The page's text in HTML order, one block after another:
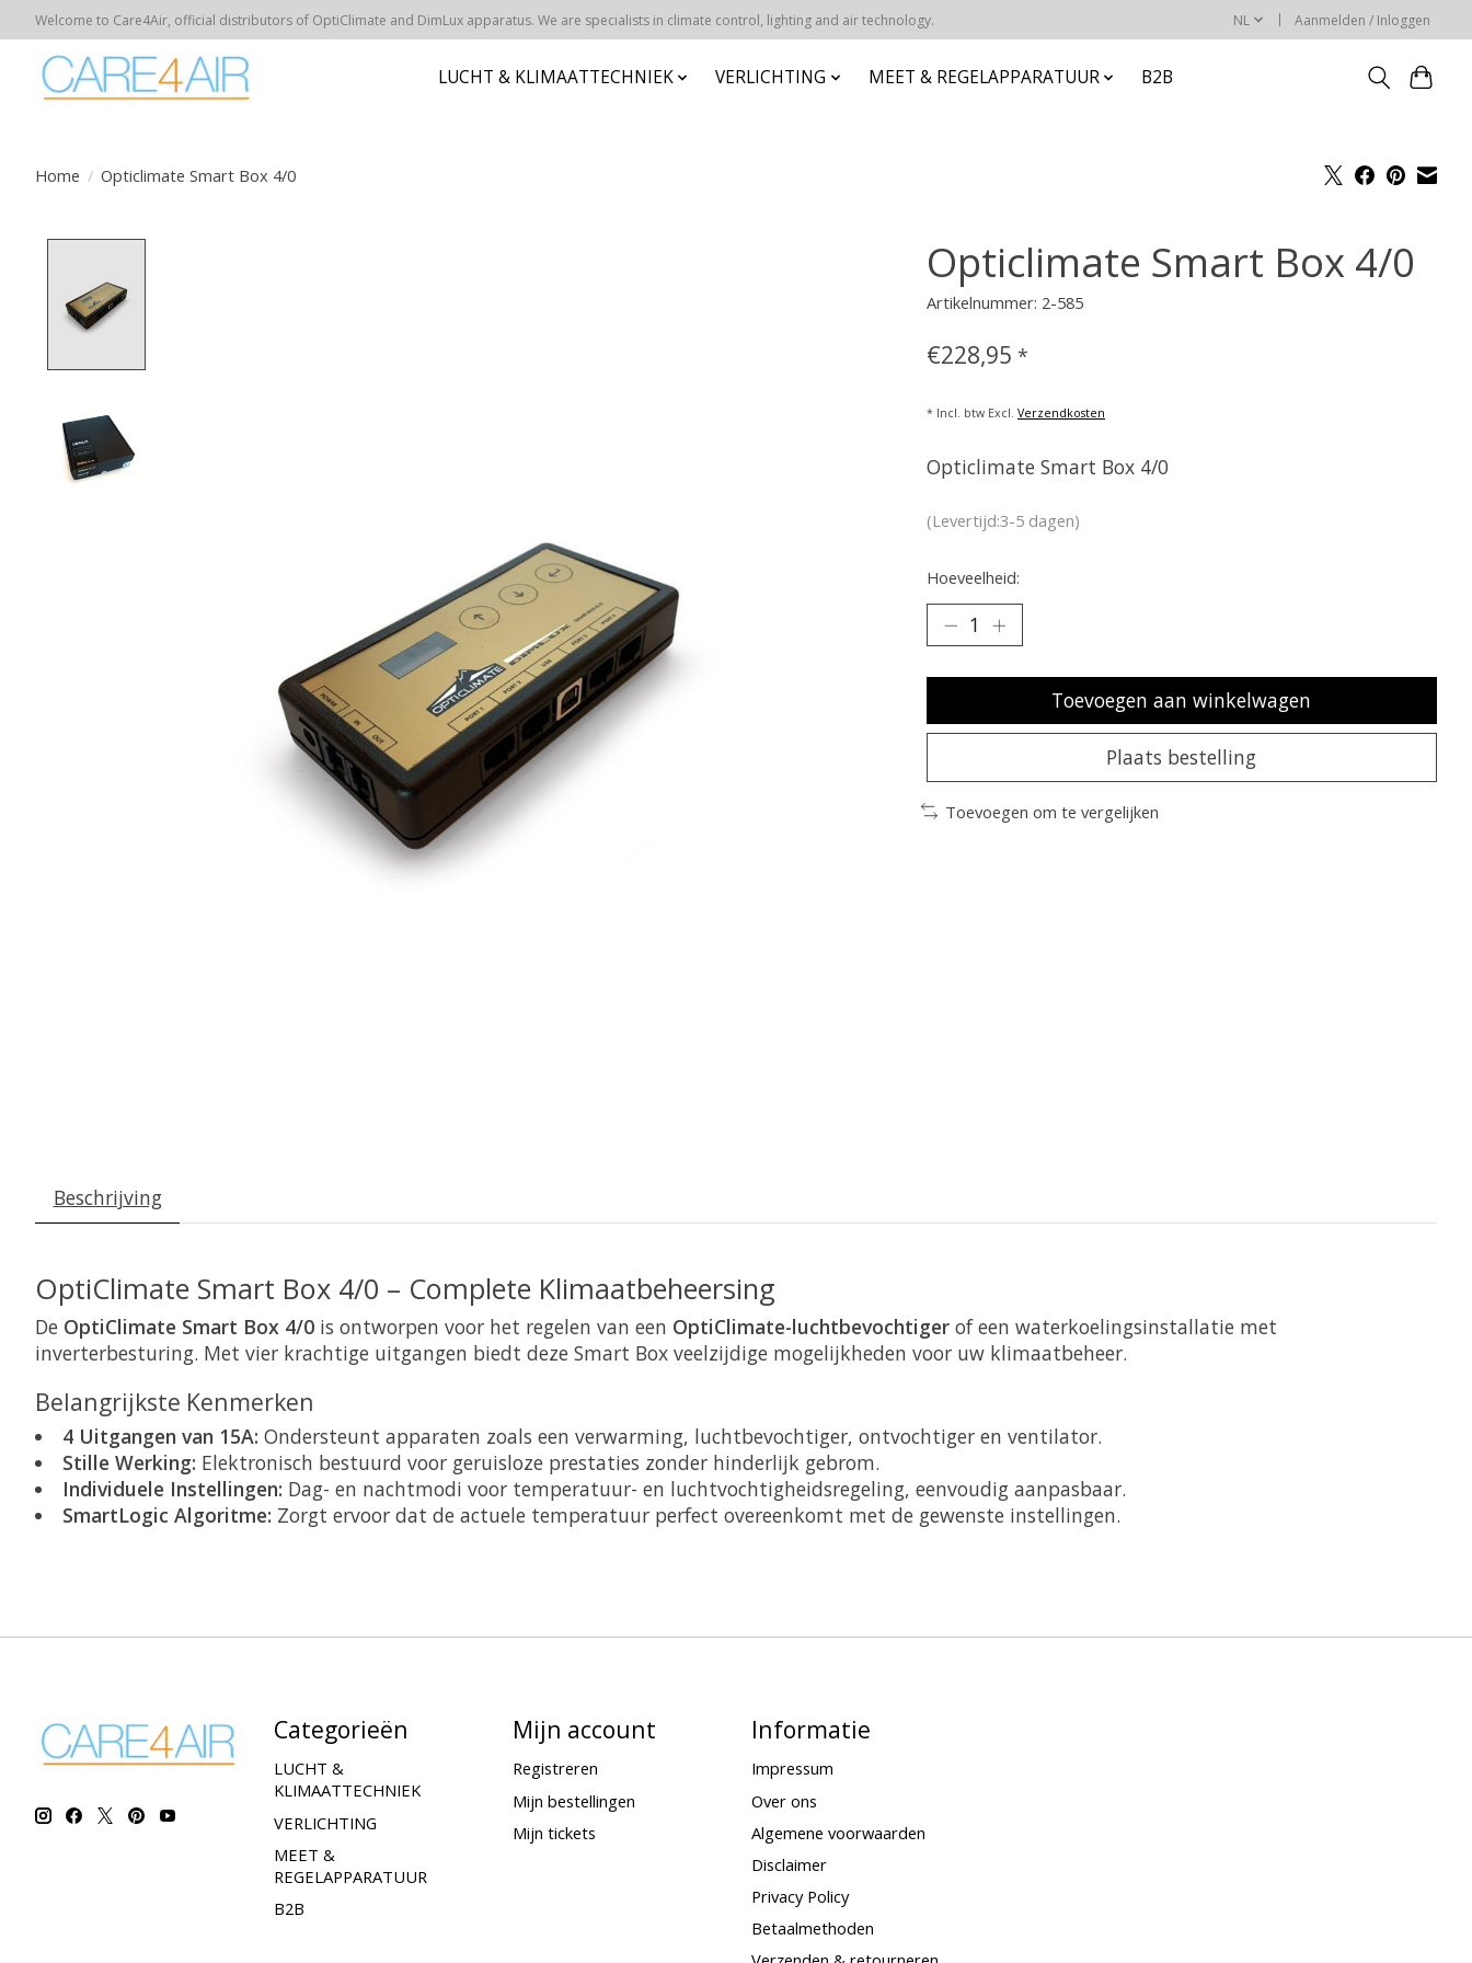
Welcome to Care4Air, official distributors of OptiClimate and DimLux apparatus. We are specialists in climate control, lighting and air technology. NL Aanmelden / Inloggen
LUCHT & KLIMAATTECHNIEK VERLICHTING MEET & REGELAPPARATUUR B2B
Home / Opticlimate Smart Box 4/0
Opticlimate Smart Box 4/0
Artikelnummer: 2-585
€228,95 *
* Incl. btw Excl. Verzendkosten
Opticlimate Smart Box 4/0
(Levertijd:3-5 dagen)
Hoeveelheid:
Toevoegen aan winkelwagen
Plaats bestelling
Toevoegen om te vergelijken
Beschrijving
OptiClimate Smart Box 4/0 – Complete Klimaatbeheersing
De OptiClimate Smart Box 4/0 is ontworpen voor het regelen van een OptiClimate-luchtbevochtiger of een waterkoelingsinstallatie met
inverterbesturing. Met vier krachtige uitgangen biedt deze Smart Box veelzijdige mogelijkheden voor uw klimaatbeheer.
Belangrijkste Kenmerken
4 Uitgangen van 15A: Ondersteunt apparaten zoals een verwarming, luchtbevochtiger, ontvochtiger en ventilator.
Stille Werking: Elektronisch bestuurd voor geruisloze prestaties zonder hinderlijk gebrom.
Individuele Instellingen: Dag- en nachtmodi voor temperatuur- en luchtvochtigheidsregeling, eenvoudig aanpasbaar.
SmartLogic Algoritme: Zorgt ervoor dat de actuele temperatuur perfect overeenkomt met de gewenste instellingen.
Categorieën
LUCHT &
KLIMAATTECHNIEK
VERLICHTING
MEET &
REGELAPPARATUUR
B2B
Mijn account
Registreren
Mijn bestellingen
Mijn tickets
Informatie
Impressum
Over ons
Algemene voorwaarden
Disclaimer
Privacy Policy
Betaalmethoden